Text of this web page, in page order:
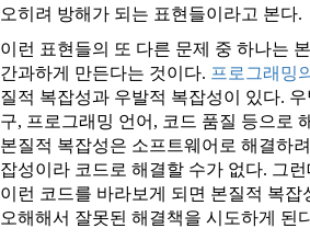
오히려 방해가 되는 표현들이라고 본다.
이런 표현들의 또 다른 문제 중 하나는
간과하게 만든다는 것이다. 프로그래밍
질적 복잡성과 우발적 복잡성이 있다.
구, 프로그래밍 언어, 코드 품질 등으로
본질적 복잡성은 소프트웨어로 해결하
잡성이라 코드로 해결할 수가 없다. 그
이런 코드를 바라보게 되면 본질적 복잡
오해해서 잘못된 해결책을 시도하게 된